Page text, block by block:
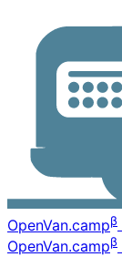
OpenVan.campβ
OpenVan.campβ